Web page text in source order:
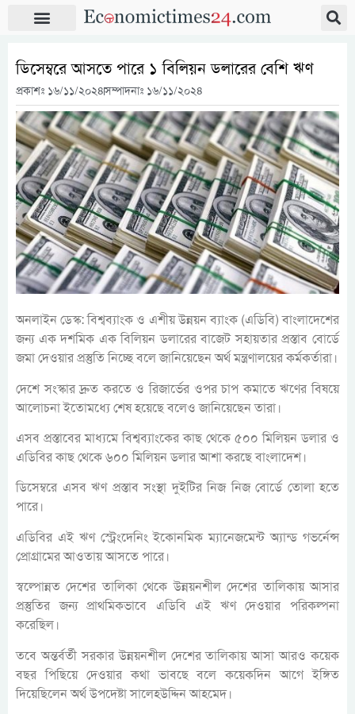
ডিসেম্বরে আসতে পারে ১ বিলিয়ন ডলারের বেশি ঋণ
প্রকাশঃ ১৬/১১/২০২৪সম্পাদনাঃ ১৬/১১/২০২৪
অনলাইন ডেস্ক: বিশ্বব্যাংক ও এশীয় উন্নয়ন ব্যাংক (এডিবি) বাংলাদেশের
জন্য এক দশমিক এক বিলিয়ন ডলারের বাজেট সহায়তার প্রস্তাব বোর্ডে
জমা দেওয়ার প্রস্তুতি নিচ্ছে বলে জানিয়েছেন অর্থ মন্ত্রণালয়ের কর্মকর্তারা।
দেশে সংস্কার দ্রুত করতে ও রিজার্ভের ওপর চাপ কমাতে ঋণের বিষয়ে
আলোচনা ইতোমধ্যে শেষ হয়েছে বলেও জানিয়েছেন তারা।
এসব প্রস্তাবের মাধ্যমে বিশ্বব্যাংকের কাছ থেকে ৫০০ মিলিয়ন ডলার ও
এডিবির কাছ থেকে ৬০০ মিলিয়ন ডলার আশা করছে বাংলাদেশ।
ডিসেম্বরে এসব ঋণ প্রস্তাব সংস্থা দুইটির নিজ নিজ বোর্ডে তোলা হতে
পারে।
এডিবির এই ঋণ স্ট্রেংদেনিং ইকোনমিক ম্যানেজমেন্ট অ্যান্ড গভর্নেন্স
প্রোগ্রামের আওতায় আসতে পারে।
স্বল্পোন্নত দেশের তালিকা থেকে উন্নয়নশীল দেশের তালিকায় আসার
প্রস্তুতির জন্য প্রাথমিকভাবে এডিবি এই ঋণ দেওয়ার পরিকল্পনা
করেছিল।
তবে অন্তর্বর্তী সরকার উন্নয়নশীল দেশের তালিকায় আসা আরও কয়েক
বছর পিছিয়ে দেওয়ার কথা ভাবছে বলে কয়েকদিন আগে ইঙ্গিত
দিয়েছিলেন অর্থ উপদেষ্টা সালেহউদ্দিন আহমেদ।